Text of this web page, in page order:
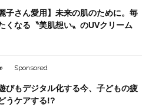
子さん愛用】未来の肌のために。毎
くなる〝美肌想い〟のUVクリーム
Sponsored
びもデジタル化する今、子どもの疲
うケアする!?